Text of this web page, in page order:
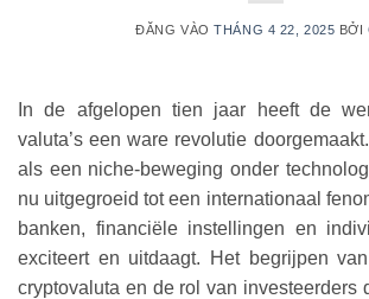
ĐĂNG VÀOTHÁNG 4 22, 2025 BỞI
In de afgelopen tien jaar heeft de
valuta’s een ware revolutie
als een niche-beweging onder
nu uitgegroeid tot een internationaal
banken, financiële instellingen en
exciteert en uitdaagt. Het begrijpen
cryptovaluta en de rol van investeerders